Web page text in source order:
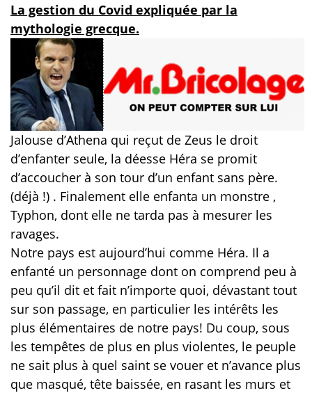
La gestion du Covid expliquée par la
mythologie grecque.
Jalouse d’Athena qui reçut de Zeus le droit
d’enfanter seule, la déesse Héra se promit
d’accoucher à son tour d’un enfant sans père.
(déjà !) . Finalement elle enfanta un monstre ,
Typhon, dont elle ne tarda pas à mesurer les
ravages.
Notre pays est aujourd’hui comme Héra. Il a
enfanté un personnage dont on comprend peu à
peu qu’il dit et fait n’importe quoi, dévastant tout
sur son passage, en particulier les intérêts les
plus élémentaires de notre pays! Du coup, sous
les tempêtes de plus en plus violentes, le peuple
ne sait plus à quel saint se vouer et n’avance plus
que masqué, tête baissée, en rasant les murs et